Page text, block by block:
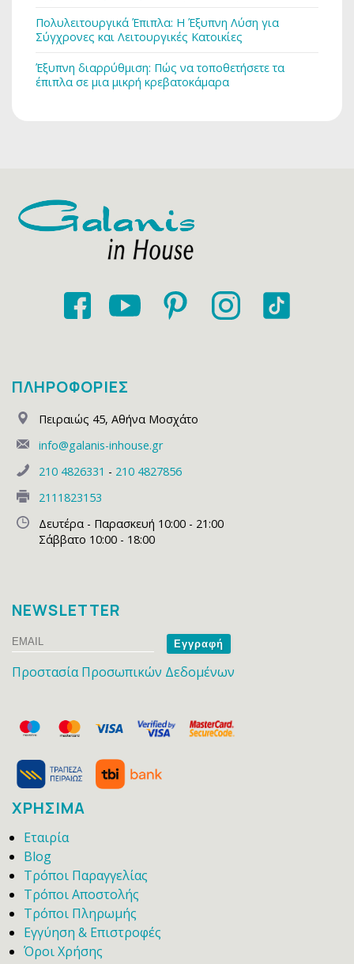
Πολυλειτουργικά Έπιπλα: Η Έξυπνη Λύση για
Σύγχρονες και Λειτουργικές Κατοικίες
Έξυπνη διαρρύθμιση: Πώς να τοποθετήσετε τα
έπιπλα σε μια μικρή κρεβατοκάμαρα
ΠΛΗΡΟΦΟΡΙΕΣ
Πειραιώς 45, Αθήνα Μοσχάτο
info@galanis-inhouse.gr
210 4826331 - 210 4827856
2111823153
Δευτέρα - Παρασκευή 10:00 - 21:00
Σάββατο 10:00 - 18:00
NEWSLETTER
Email
Name
Προστασία Προσωπικών Δεδομένων
ΧΡΗΣΙΜΑ
Εταιρία
Blog
Τρόποι Παραγγελίας
Τρόποι Αποστολής
Τρόποι Πληρωμής
Εγγύηση & Επιστροφές
Όροι Χρήσης